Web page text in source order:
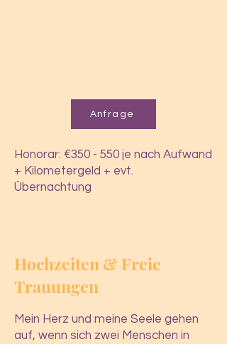
Honorar: €350 - 550 je nach Aufwand
+ Kilometergeld + evt.
Übernachtung
Hochzeiten & Freie
Trauungen
Mein Herz und meine Seele gehen
auf, wenn sich zwei Menschen in
Anfrage